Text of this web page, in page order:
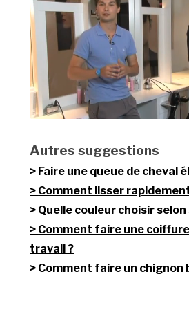
Autres suggestions
Faire une queue de cheval
Comment lisser
Quelle couleur choisir
Comment faire une
travail ?
Comment faire un chignon